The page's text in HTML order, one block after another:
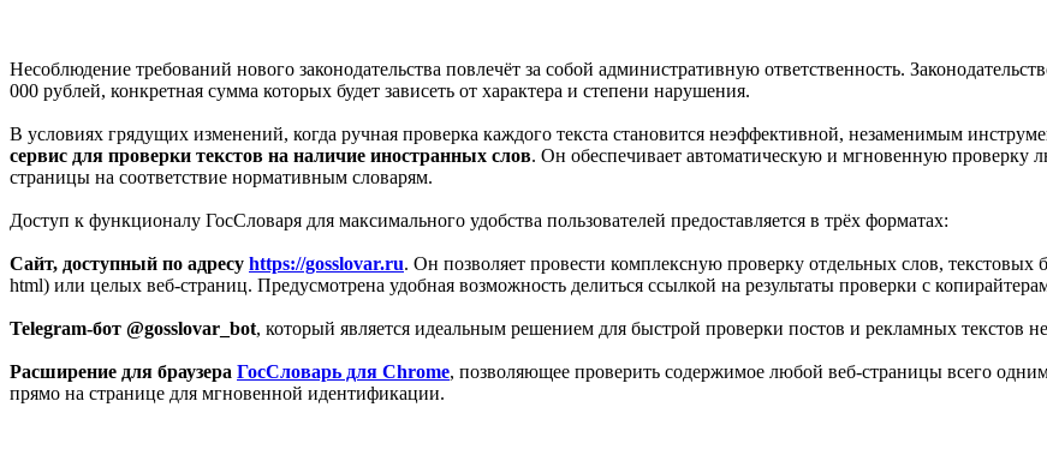
Несоблюдение требований нового законодательства повлечёт за собой административную ответственность.
000 рублей, конкретная сумма которых будет зависеть от характера и степени нарушения.
В условиях грядущих изменений, когда ручная проверка каждого текста становится неэффективной, незаменимым
сервис для проверки текстов на наличие иностранных слов. Он обеспечивает автоматическую и мгновенную проверку
страницы на соответствие нормативным словарям.
Доступ к функционалу ГосСловаря для максимального удобства пользователей предоставляется в трёх форматах:
Сайт, доступный по адресу https://gosslovar.ru. Он позволяет провести комплексную проверку отдельных слов,
html) или целых веб-страниц. Предусмотрена удобная возможность делиться ссылкой на результаты проверки с
Telegram-бот @gosslovar_bot, который является идеальным решением для быстрой проверки постов и рекламных текстов
Расширение для браузера ГосСловарь для Chrome, позволяющее проверить содержимое любой веб-страницы всего
прямо на странице для мгновенной идентификации.